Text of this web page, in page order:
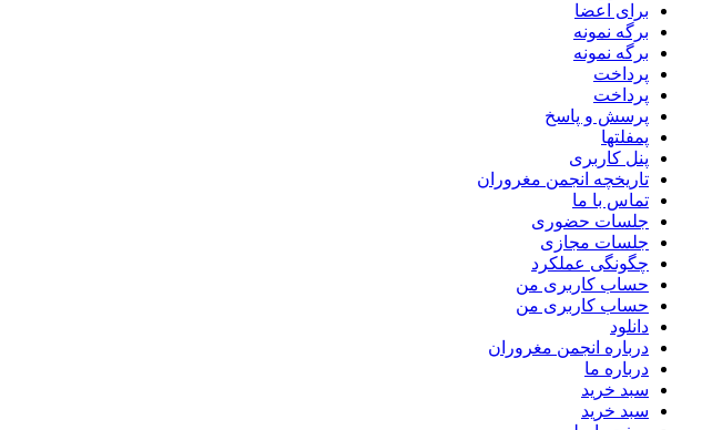
برای اعضا
برگه نمونه
برگه نمونه
پرداخت
پرداخت
پرسش و پاسخ
پمفلتها
پنل کاربری
تاریخچه انجمن مغروران
تماس با ما
جلسات حضوری
جلسات مجازی
چگونگی عملکرد
حساب کاربری من
حساب کاربری من
دانلود
درباره انجمن مغروران
درباره ما
سبد خرید
سبد خرید